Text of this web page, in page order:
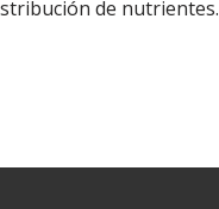
de nutrientes.